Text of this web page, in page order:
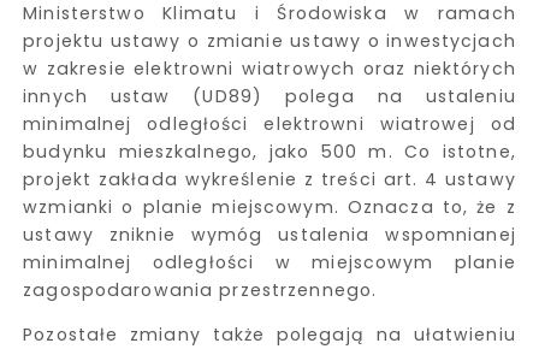
Ministerstwo Klimatu i Środowiska w ramach
projektu ustawy o zmianie ustawy o inwestycjach
w zakresie elektrowni wiatrowych oraz niektórych
innych ustaw (UD89) polega na ustaleniu
minimalnej odległości elektrowni wiatrowej od
budynku mieszkalnego, jako 500 m. Co istotne,
projekt zakłada wykreślenie z treści art. 4 ustawy
wzmianki o planie miejscowym. Oznacza to, że z
ustawy zniknie wymóg ustalenia wspomnianej
minimalnej odległości w miejscowym planie
zagospodarowania przestrzennego.
Pozostałe zmiany także polegają na ułatwieniu